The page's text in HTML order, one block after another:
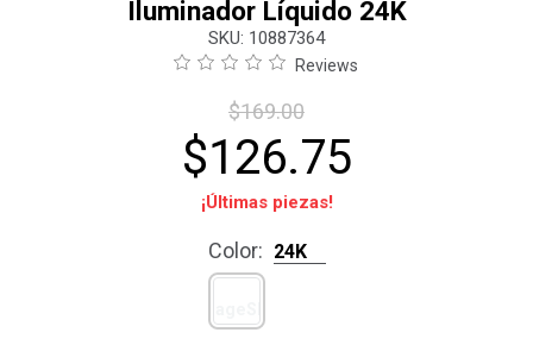
Iluminador Líquido 24K
: 10887364
Reviews
$169.00
$126.75
¡Últimas piezas!
Color: 24K